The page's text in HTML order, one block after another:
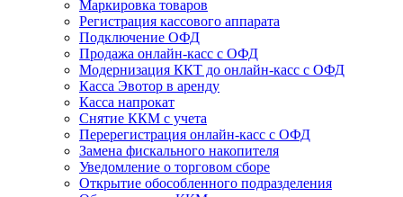
Маркировка товаров
Регистрация кассового аппарата
Подключение ОФД
Продажа онлайн-касс с ОФД
Модернизация ККТ до онлайн-касс с ОФД
Касса Эвотор в аренду
Касса напрокат
Снятие ККМ с учета
Перерегистрация онлайн-касс с ОФД
Замена фискального накопителя
Уведомление о торговом сборе
Открытие обособленного подразделения